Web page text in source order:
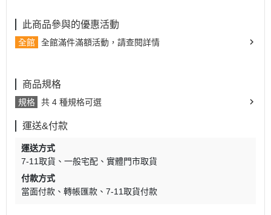
此商品參與的優惠活動
全館 全館滿件滿額活動，請查閱詳情
商品規格
規格 共 4 種規格可選
運送&付款
運送方式
7-11取貨
一般宅配
實體門市取貨
付款方式
當面付款
轉帳匯款 7-11取貨付款